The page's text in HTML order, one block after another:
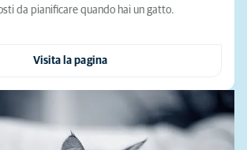
da pianificare quando hai un gatto.
Visita la pagina